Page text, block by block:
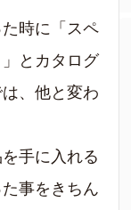
時に「スペ
とカタログ
、他と変わ
手に入れる
事をきちん